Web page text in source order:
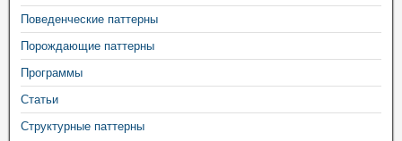
Поведенческие паттерны
Порождающие паттерны
Программы
Статьи
Структурные паттерны